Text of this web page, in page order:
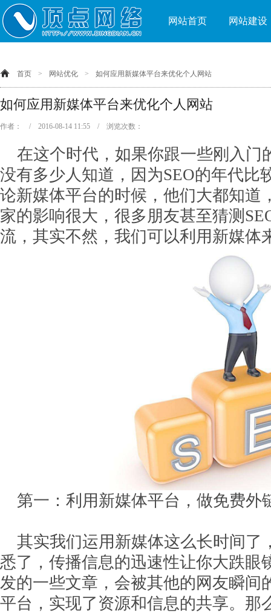
网站首页 网站建设
首页 > 网站优化 > 如何应用新媒体平台来优化个人网站
如何应用新媒体平台来优化个人网站
作者： / 2016-08-14 11:55 / 浏览次数：
在这个时代，如果你跟一些刚入门
没有多少人知道，因为SEO的年代比
论新媒体平台的时候，他们大都知道
家的影响很大，很多朋友甚至猜测
流，其实不然，我们可以利用新媒体
第一：利用新媒体平台，做免费外
其实我们运用新媒体这么长时间了
悉了，传播信息的迅速性让你大跌眼
发的一些文章，会被其他的网友瞬间
平台，实现了资源和信息的共享。那